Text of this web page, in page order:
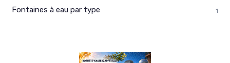
Fontaines à eau par type 1